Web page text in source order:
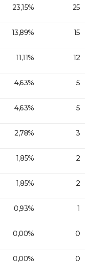
23,15% 25
13,89% 15
11,11% 12
4,63% 5
4,63% 5
2,78% 3
1,85% 2
1,85% 2
0,93% 1
0,00% 0
0,00% 0